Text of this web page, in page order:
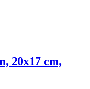
20x17 cm,